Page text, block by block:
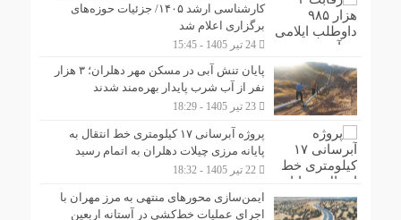
کارشناسی ارشد ۱۴۰۵/ جزئیات حوزه‌های
برگزاری اعلام شد
24 تیر 1405 - 15:45
پایان تنش آبی در مسکن مهر دهلران؛ ۳ هزار
نفر از آب شرب پایدار بهره‌مند شدند
23 تیر 1405 - 18:29
پروژه آبرسانی ۱۷ کیلومتری خط انتقال به
پایانه مرزی چیلات دهلران به اتمام رسید
22 تیر 1405 - 18:32
ایمن‌سازی محورهای منتهی به مرز مهران با
اجرای عملیات خط‌کشی در آستانه اربعین